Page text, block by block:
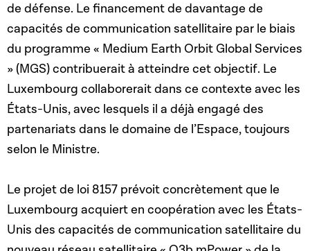
de défense. Le financement de davantage de
capacités de communication satellitaire par le biais
du programme « Medium Earth Orbit Global Services
» (MGS) contribuerait à atteindre cet objectif. Le
Luxembourg collaborerait dans ce contexte avec les
États-Unis, avec lesquels il a déjà engagé des
partenariats dans le domaine de l’Espace, toujours
selon le Ministre.
Le projet de loi 8157 prévoit concrètement que le
Luxembourg acquiert en coopération avec les États-
Unis des capacités de communication satellitaire du